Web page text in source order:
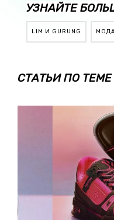
УЗНАЙТЕ
LIM И GURUNG
СТАТЬИ ПО ТЕМЕ